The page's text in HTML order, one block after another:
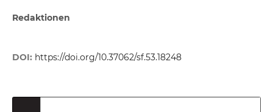
Redaktionen
DOI: https://doi.org/10.37062/sf.53.18248